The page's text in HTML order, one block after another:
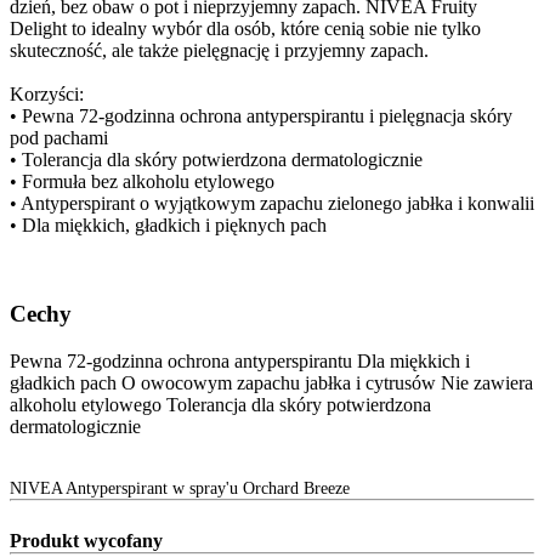
dzień, bez obaw o pot i nieprzyjemny zapach. NIVEA Fruity
Delight to idealny wybór dla osób, które cenią sobie nie tylko
skuteczność, ale także pielęgnację i przyjemny zapach.
Korzyści:
• Pewna 72-godzinna ochrona antyperspirantu i pielęgnacja skóry
pod pachami
• Tolerancja dla skóry potwierdzona dermatologicznie
• Formuła bez alkoholu etylowego
• Antyperspirant o wyjątkowym zapachu zielonego jabłka i konwalii
• Dla miękkich, gładkich i pięknych pach
Cechy
Pewna 72-godzinna ochrona antyperspirantu Dla miękkich i
gładkich pach O owocowym zapachu jabłka i cytrusów Nie zawiera
alkoholu etylowego Tolerancja dla skóry potwierdzona
dermatologicznie
NIVEA Antyperspirant w spray'u Orchard Breeze
Produkt wycofany